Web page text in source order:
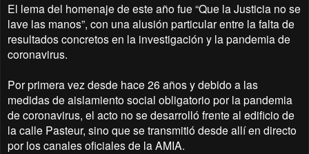
El lema del homenaje de este año fue “Que la Justicia no se
lave las manos”, con una alusión particular entre la falta de
resultados concretos en la investigación y la pandemia de
coronavirus.
Por primera vez desde hace 26 años y debido a las
medidas de aislamiento social obligatorio por la pandemia
de coronavirus, el acto no se desarrolló frente al edificio de
la calle Pasteur, sino que se transmitió desde allí en directo
por los canales oficiales de la AMIA.